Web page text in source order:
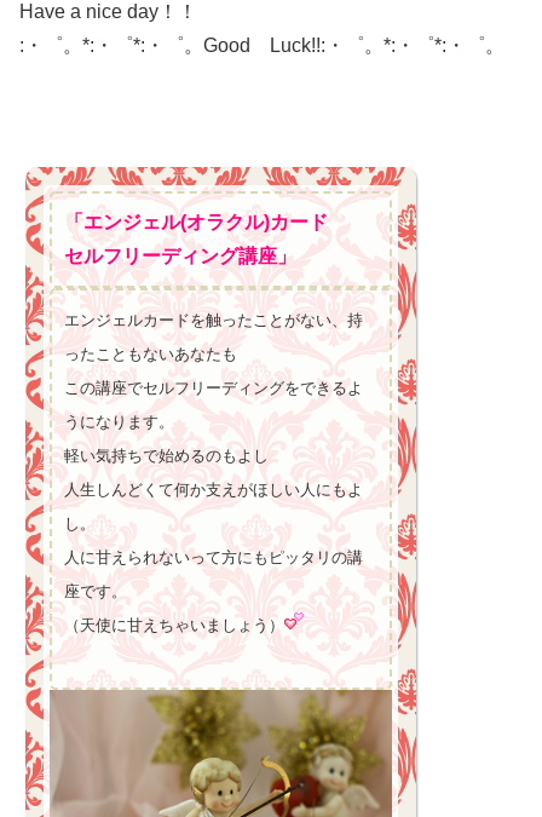
Have a nice day！！
:・゜。*:・゜*:・゜。Good Luck!!:・゜。*:・゜*:・゜。
「エンジェル(オラクル)カード
セルフリーディング講座」
エンジェルカードを触ったことがない、持
ったこともないあなたも
この講座でセルフリーディングをできるよ
うになります。
軽い気持ちで始めるのもよし
人生しんどくて何か支えがほしい人にもよ
し。
人に甘えられないって方にもピッタリの講
座です。
（天使に甘えちゃいましょう）